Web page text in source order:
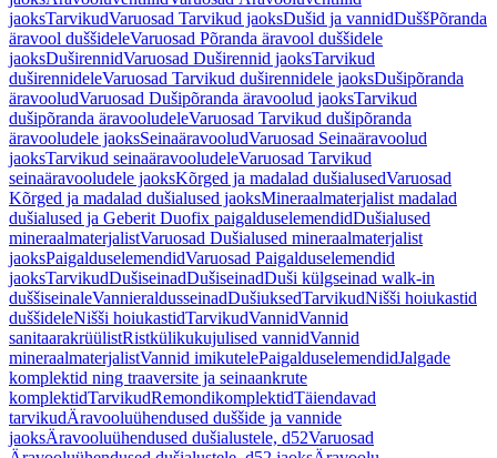
jaoksTarvikudVaruosad Tarvikud jaoksDušid ja vannidDuššPõranda
äravool duššideleVaruosad Põranda äravool duššidele
jaoksDuširennidVaruosad Duširennid jaoksTarvikud
duširennideleVaruosad Tarvikud duširennidele jaoksDušipõranda
äravooludVaruosad Dušipõranda äravoolud jaoksTarvikud
dušipõranda äravooludeleVaruosad Tarvikud dušipõranda
äravooludele jaoksSeinaäravooludVaruosad Seinaäravoolud
jaoksTarvikud seinaäravooludeleVaruosad Tarvikud
seinaäravooludele jaoksKõrged ja madalad dušialusedVaruosad
Kõrged ja madalad dušialused jaoksMineraalmaterjalist madalad
dušialused ja Geberit Duofix paigalduselemendidDušialused
mineraalmaterjalistVaruosad Dušialused mineraalmaterjalist
jaoksPaigalduselemendidVaruosad Paigalduselemendid
jaoksTarvikudDušiseinadDušiseinadDuši külgseinad walk-in
duššiseinaleVannieraldusseinadDušiuksedTarvikudNišši hoiukastid
duššideleNišši hoiukastidTarvikudVannidVannid
sanitaarakrüülistRistkülikukujulised vannidVannid
mineraalmaterjalistVannid imikutelePaigalduselemendidJalgade
komplektid ning traaversite ja seinaankrute
komplektidTarvikudRemondikomplektidTäiendavad
tarvikudÄravooluühendused duššide ja vannide
jaoksÄravooluühendused dušialustele, d52Varuosad